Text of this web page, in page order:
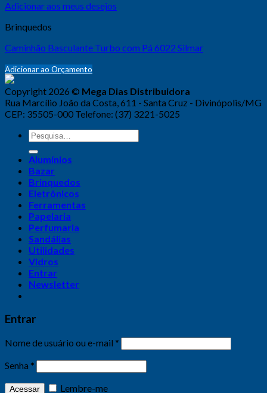
Adicionar aos meus desejos
Brinquedos
Caminhão Basculante Turbo com Pá 6022 Silmar
Adicionar ao Orçamento
Copyright 2026 © Mega Dias Distribuidora
Rua Marcílio João da Costa, 611 - Santa Cruz - Divinópolis/MG
CEP: 35505-000 Telefone: (37) 3221-5025
Alumínios
Bazar
Brinquedos
Eletrônicos
Ferramentas
Papelaria
Perfumaria
Sandálias
Utilidades
Vidros
Entrar
Newsletter
Entrar
Nome de usuário ou e-mail *
Senha *
Acessar Lembre-me